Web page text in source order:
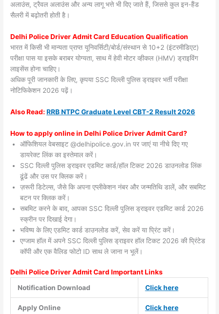
अलाउंस, ट्रैवल अलाउंस और अन्य लागू भत्ते भी दिए जाते हैं, जिससे कुल इन-हैंड
सैलरी में बढ़ोतरी होती है।
Delhi Police Driver Admit Card Education Qualification
भारत में किसी भी मान्यता प्राप्त यूनिवर्सिटी/बोर्ड/संस्थान से 10+2 (इंटरमीडिएट)
परीक्षा पास या इसके बराबर योग्यता, साथ में हेवी मोटर व्हीकल (HMV) ड्राइविंग
लाइसेंस होना चाहिए।
अधिक पूरी जानकारी के लिए, कृपया SSC दिल्ली पुलिस ड्राइवर भर्ती परीक्षा
नोटिफिकेशन 2026 पढ़ें।
AlsoRead:RRB NTPC Graduate Level CBT-2 Result 2026
How to apply online in Delhi Police Driver Admit Card?
ऑफिशियल वेबसाइट @delhipolice.gov.in पर जाएं या नीचे दिए गए
डायरेक्ट लिंक का इस्तेमाल करें।
SSC दिल्ली पुलिस ड्राइवर एडमिट कार्ड/हॉल टिकट 2026 डाउनलोड लिंक
ढूंढें और उस पर क्लिक करें।
ज़रूरी डिटेल्स, जैसे कि अपना एप्लीकेशन नंबर और जन्मतिथि डालें, और सबमिट
बटन पर क्लिक करें।
सबमिट करने के बाद, आपका SSC दिल्ली पुलिस ड्राइवर एडमिट कार्ड 2026
स्क्रीन पर दिखाई देगा।
भविष्य के लिए एडमिट कार्ड डाउनलोड करें, सेव करें या प्रिंट करें।
एग्जाम हॉल में अपने SSC दिल्ली पुलिस ड्राइवर हॉल टिकट 2026 की प्रिंटेड
कॉपी और एक वैलिड फोटो ID साथ ले जाना न भूलें।
Delhi Police Driver Admit Card Important Links
Notification Download
Click here
Apply Online Click here